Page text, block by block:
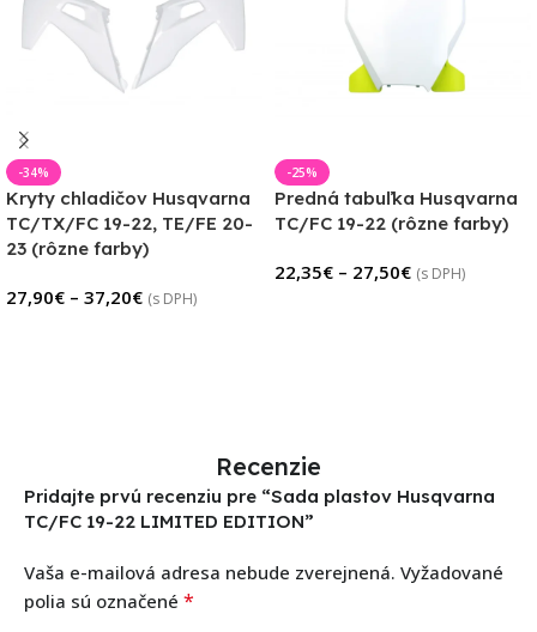
-34%
Kryty chladičov Husqvarna
TC/TX/FC 19-22, TE/FE 20-
23 (rôzne farby)
27,90€ – 37,20€ (s DPH)
-25%
Predná tabuľka Husqvarna
TC/FC 19-22 (rôzne farby)
22,35€ – 27,50€ (s DPH)
Recenzie
Pridajte prvú recenziu pre “Sada plastov Husqvarna
TC/FC 19-22 LIMITED EDITION”
Vaša e-mailová adresa nebude zverejnená. Vyžadované
polia sú označené *